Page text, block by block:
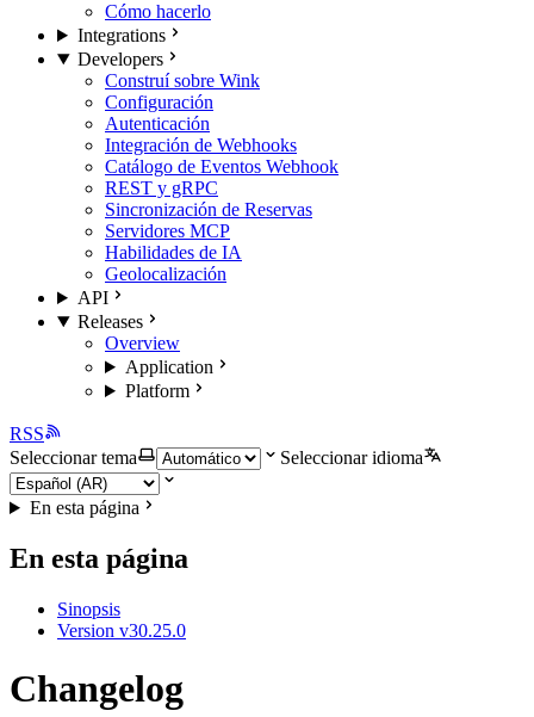
Cómo hacerlo
Integrations
Developers
Construí sobre Wink
Configuración
Autenticación
Integración de Webhooks
Catálogo de Eventos Webhook
REST y gRPC
Sincronización de Reservas
Servidores MCP
Habilidades de IA
Geolocalización
API
Releases
Overview
Application
Platform
RSS
Seleccionar tema
Seleccionar idioma
En esta página
En esta página
Sinopsis
Version v30.25.0
Changelog